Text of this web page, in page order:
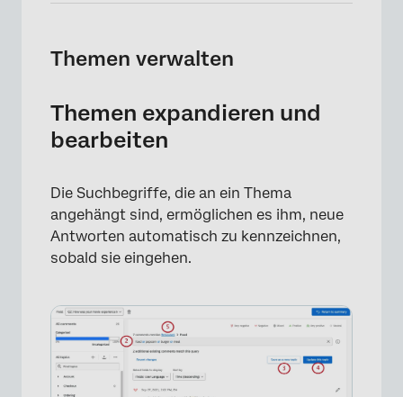
Themen verwalten
Themen expandieren und
bearbeiten
Die Suchbegriffe, die an ein Thema
angehängt sind, ermöglichen es ihm, neue
Antworten automatisch zu kennzeichnen,
sobald sie eingehen.